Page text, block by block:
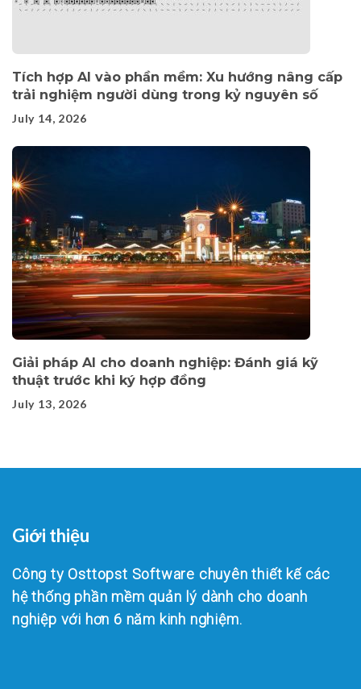
Tích hợp AI vào phần mềm: Xu hướng nâng cấp
trải nghiệm người dùng trong kỷ nguyên số
July 14, 2026
Giải pháp AI cho doanh nghiệp: Đánh giá kỹ
thuật trước khi ký hợp đồng
July 13, 2026
Giới thiệu
Công ty Osttopst Software chuyên thiết kế các
hệ thống phần mềm quản lý dành cho doanh
nghiệp với hơn 6 năm kinh nghiệm.